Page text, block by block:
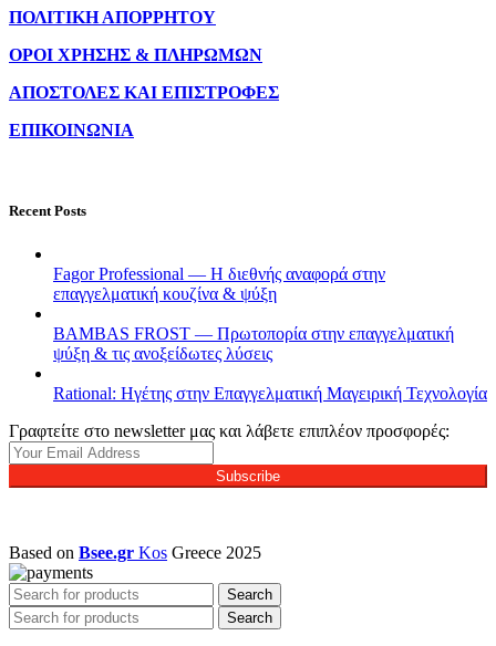
ΠΟΛΙΤΙΚΗ ΑΠΟΡΡΗΤΟΥ
ΟΡΟΙ ΧΡΗΣΗΣ & ΠΛΗΡΩΜΩΝ
ΑΠΟΣΤΟΛΕΣ ΚΑΙ ΕΠΙΣΤΡΟΦΕΣ
ΕΠΙΚΟΙΝΩΝΙΑ
Recent Posts
Fagor Professional — Η διεθνής αναφορά στην
επαγγελματική κουζίνα & ψύξη
BAMBAS FROST — Πρωτοπορία στην επαγγελματική
ψύξη & τις ανοξείδωτες λύσεις
Rational: Ηγέτης στην Επαγγελματική Μαγειρική Τεχνολογία
Γραφτείτε στο newsletter μας και λάβετε επιπλέον προσφορές:
Subscribe
Based on Bsee.gr Kos Greece 2025
Search
Search